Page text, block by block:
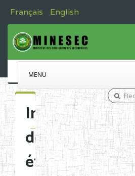
Français English
MENU
des
établissements